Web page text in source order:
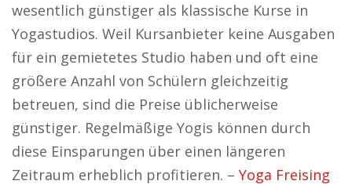
wesentlich günstiger als klassische Kurse in
Yogastudios. Weil Kursanbieter keine Ausgaben
für ein gemietetes Studio haben und oft eine
größere Anzahl von Schülern gleichzeitig
betreuen, sind die Preise üblicherweise
günstiger. Regelmäßige Yogis können durch
diese Einsparungen über einen längeren
Zeitraum erheblich profitieren. – Yoga Freising